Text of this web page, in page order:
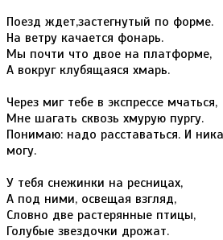
Поезд ждет,застегнутый по форме.
На ветру качается фонарь.
Мы почти что двое на платформе,
А вокруг клубящаяся хмарь.
Через миг тебе в экспрессе мчаться,
Мне шагать сквозь хмурую пургу.
Понимаю: надо расставаться. И
могу.
У тебя снежинки на ресницах,
А под ними, освещая взгляд,
Словно две растерянные птицы,
Голубые звездочки дрожат.